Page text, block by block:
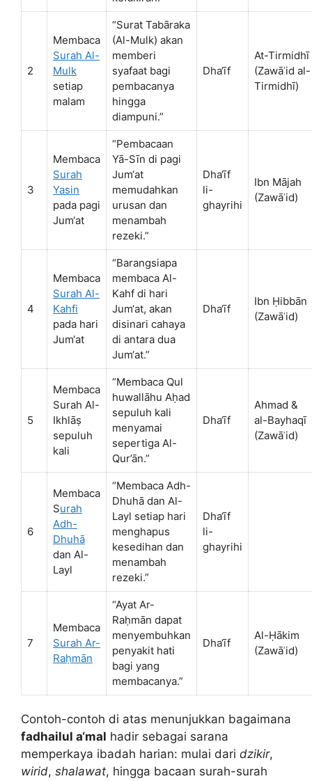
2
Membaca
Surah Al-
Mulk
setiap
malam
“Surat Tabāraka
(Al-Mulk) akan
memberi
syafaat bagi
pembacanya
hingga
diampuni.”
Dha‘īf
At-Tirmidhī
(Zawāʾid al-
Tirmidhī)
3
Membaca
Surah
Yasin
pada pagi
Jum‘at
“Pembacaan
Yā-Sīn di pagi
Jum‘at
memudahkan
urusan dan
menambah
rezeki.”
Dha‘īf
li-
ghayrihi
Ibn Mājah
(Zawāʾid)
4
Membaca
Surah Al-
Kahfi
pada hari
Jum‘at
“Barangsiapa
membaca Al-
Kahf di hari
Jum‘at, akan
disinari cahaya
di antara dua
Jum‘at.”
Dha‘īf
Ibn Ḥibbān
(Zawāʾid)
5
Membaca
Surah Al-
Ikhlāṣ
sepuluh
kali
“Membaca Qul
huwallāhu Aḥad
sepuluh kali
menyamai
sepertiga Al-
Qur’ān.”
Dha‘īf
Ahmad &
al-Bayhaqī
(Zawāʾid)
6
Membaca
Surah
Adh-
Dhuhā
dan Al-
Layl
“Membaca Adh-
Dhuhā dan Al-
Layl setiap hari
menghapus
kesedihan dan
menambah
rezeki.”
Dha‘īf
li-
ghayrihi
7
Membaca
Surah Ar-
Raḥmān
“Ayat Ar-
Raḥmān dapat
menyembuhkan
penyakit hati
bagi yang
membacanya.”
Dha‘īf
Al-Ḥākim
(Zawāʾid)
Contoh-contoh di atas menunjukkan bagaimana
fadhailul a‘mal hadir sebagai sarana
memperkaya ibadah harian: mulai dari dzikir,
wirid, shalawat, hingga bacaan surah-surah